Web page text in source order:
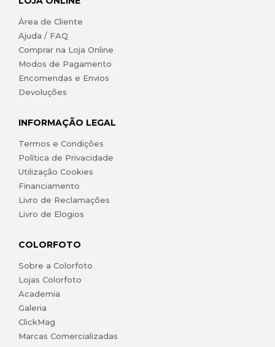
Área de Cliente
Ajuda / FAQ
Comprar na Loja Online
Modos de Pagamento
Encomendas e Envios
Devoluções
INFORMAÇÃO LEGAL
Termos e Condições
Política de Privacidade
Utilização Cookies
Financiamento
Livro de Reclamações
Livro de Elogios
COLORFOTO
Sobre a Colorfoto
Lojas Colorfoto
Academia
Galeria
ClickMag
Marcas Comercializadas